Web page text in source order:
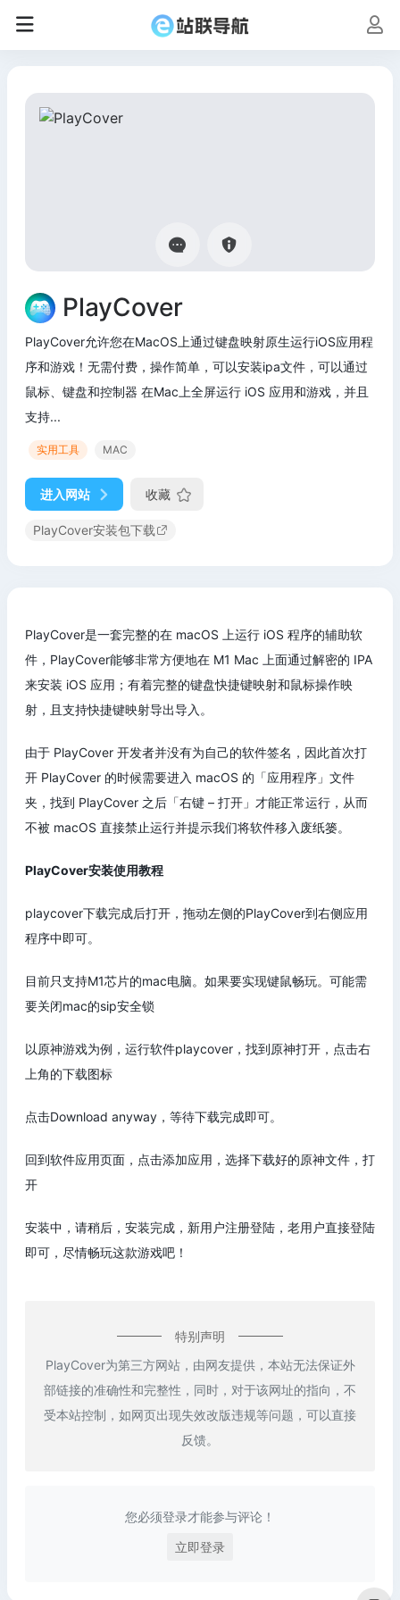
PlayCover
PlayCover允许您在MacOS上通过键盘映射原生运行iOS应用程
序和游戏！无需付费，操作简单，可以安装ipa文件，可以通过
鼠标、键盘和控制器 在Mac上全屏运行 iOS 应用和游戏，并且
支持...
实用工具 MAC
进入网站 收藏
PlayCover安装包下载
PlayCover是一套完整的在 macOS 上运行 iOS 程序的辅助软
件，PlayCover能够非常方便地在 M1 Mac 上面通过解密的 IPA
来安装 iOS 应用；有着完整的键盘快捷键映射和鼠标操作映
射，且支持快捷键映射导出导入。
由于 PlayCover 开发者并没有为自己的软件签名，因此首次打
开 PlayCover 的时候需要进入 macOS 的「应用程序」文件
夹，找到 PlayCover 之后「右键 – 打开」才能正常运行，从而
不被 macOS 直接禁止运行并提示我们将软件移入废纸篓。
PlayCover安装使用教程
playcover下载完成后打开，拖动左侧的PlayCover到右侧应用
程序中即可。
目前只支持M1芯片的mac电脑。如果要实现键鼠畅玩。可能需
要关闭mac的sip安全锁
以原神游戏为例，运行软件playcover，找到原神打开，点击右
上角的下载图标
点击Download anyway，等待下载完成即可。
回到软件应用页面，点击添加应用，选择下载好的原神文件，打
开
安装中，请稍后，安装完成，新用户注册登陆，老用户直接登陆
即可，尽情畅玩这款游戏吧！
特别声明
PlayCover为第三方网站，由网友提供，本站无法保证外
部链接的准确性和完整性，同时，对于该网址的指向，不
受本站控制，如网页出现失效改版违规等问题，可以直接
反馈。
您必须登录才能参与评论！
立即登录